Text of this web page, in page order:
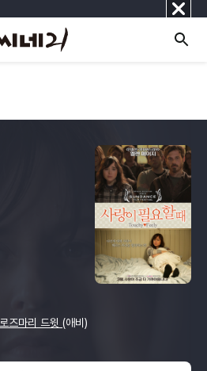
닫
기
로즈마리 드윗(애비)